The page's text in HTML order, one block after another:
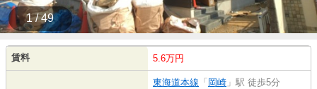
1 / 49
賃料 5.6万円
東海道本線 「 岡崎 」駅 徒歩5分